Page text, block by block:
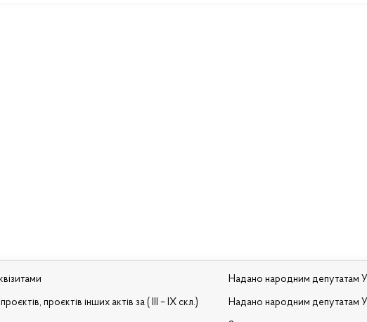
проєктів інших актів за ( III – IX скл.)
Надано народним депутатам
Надано народним депутатам